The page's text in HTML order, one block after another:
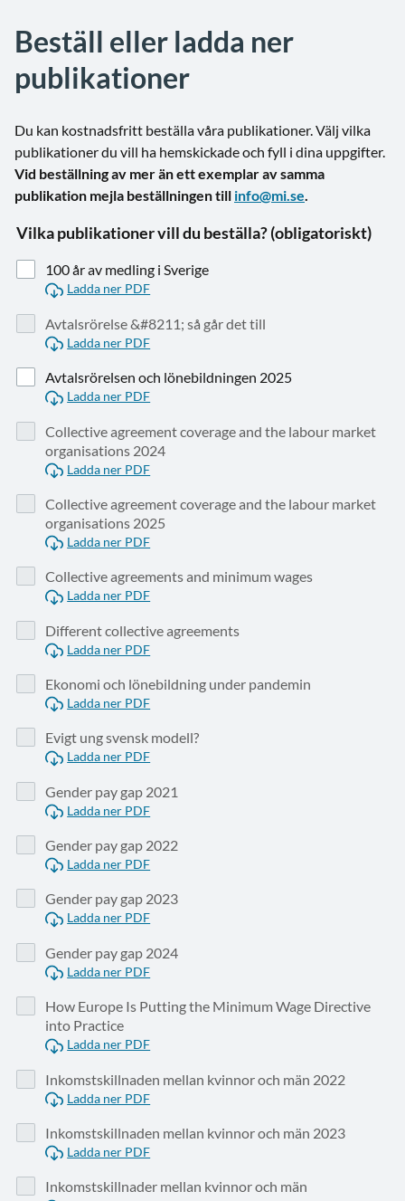
Beställ eller ladda ner
publikationer
Du kan kostnadsfritt beställa våra publikationer. Välj vilka
publikationer du vill ha hemskickade och fyll i dina uppgifter.
Vid beställning av mer än ett exemplar av samma
publikation mejla beställningen till info@mi.se.
Vilka publikationer vill du beställa? (obligatoriskt)
100 år av medling i Sverige
Ladda ner PDF
Avtalsrörelse &#8211; så går det till
Ladda ner PDF
Avtalsrörelsen och lönebildningen 2025
Ladda ner PDF
Collective agreement coverage and the labour market
organisations 2024
Ladda ner PDF
Collective agreement coverage and the labour market
organisations 2025
Ladda ner PDF
Collective agreements and minimum wages
Ladda ner PDF
Different collective agreements
Ladda ner PDF
Ekonomi och lönebildning under pandemin
Ladda ner PDF
Evigt ung svensk modell?
Ladda ner PDF
Gender pay gap 2021
Ladda ner PDF
Gender pay gap 2022
Ladda ner PDF
Gender pay gap 2023
Ladda ner PDF
Gender pay gap 2024
Ladda ner PDF
How Europe Is Putting the Minimum Wage Directive
into Practice
Ladda ner PDF
Inkomstskillnaden mellan kvinnor och män 2022
Ladda ner PDF
Inkomstskillnaden mellan kvinnor och män 2023
Ladda ner PDF
Inkomstskillnader mellan kvinnor och män